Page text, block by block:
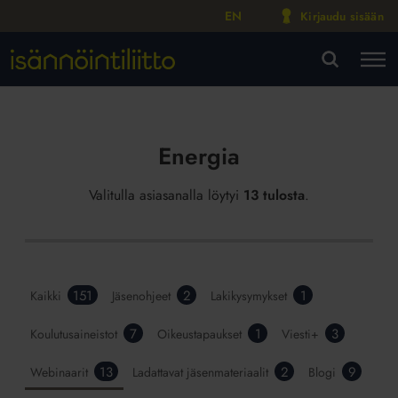
EN Kirjaudu sisään
Energia
Valitulla asiasanalla löytyi 13 tulosta.
Kaikki 151 Jäsenohjeet 2 Lakikysymykset 1
Koulutusaineistot 7 Oikeustapaukset 1 Viesti+ 3
Webinaarit 13 Ladattavat jäsenmateriaalit 2 Blogi 9